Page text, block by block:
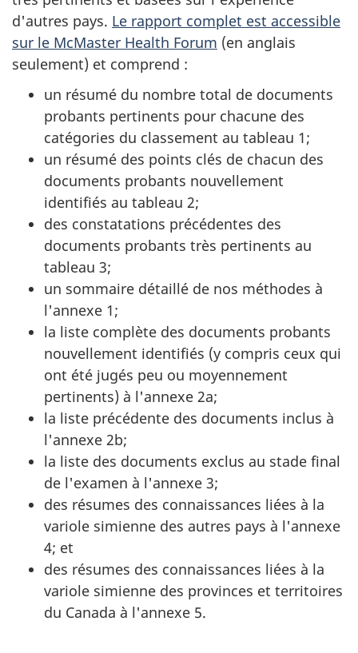
d'autres pays. Le rapport complet est accessible
sur le McMaster Health Forum (en anglais
seulement) et comprend :
un résumé du nombre total de documents
probants pertinents pour chacune des
catégories du classement au tableau 1;
un résumé des points clés de chacun des
documents probants nouvellement
identifiés au tableau 2;
des constatations précédentes des
documents probants très pertinents au
tableau 3;
un sommaire détaillé de nos méthodes à
l'annexe 1;
la liste complète des documents probants
nouvellement identifiés (y compris ceux qui
ont été jugés peu ou moyennement
pertinents) à l'annexe 2a;
la liste précédente des documents inclus à
l'annexe 2b;
la liste des documents exclus au stade final
de l'examen à l'annexe 3;
des résumes des connaissances liées à la
variole simienne des autres pays à l'annexe
4; et
des résumes des connaissances liées à la
variole simienne des provinces et territoires
du Canada à l'annexe 5.